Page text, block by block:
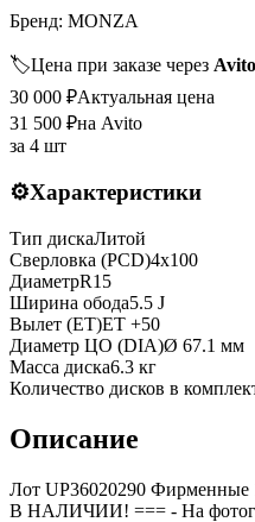
Бренд: MONZA
🏷️Цена при заказе через Avito
30 000 ₽Актуальная цена
31 500 ₽на Avito
за 4 шт
⚙️Характеристики
Тип дискаЛитой
Сверловка (PCD)4x100
ДиаметрR15
Ширина обода5.5 J
Вылет (ET)ET +50
Диаметр ЦО (DIA)Ø 67.1 мм
Масса диска6.3 кг
Количество дисков в
Описание
Лот UP36020290
B НАЛИЧИИ! === - На